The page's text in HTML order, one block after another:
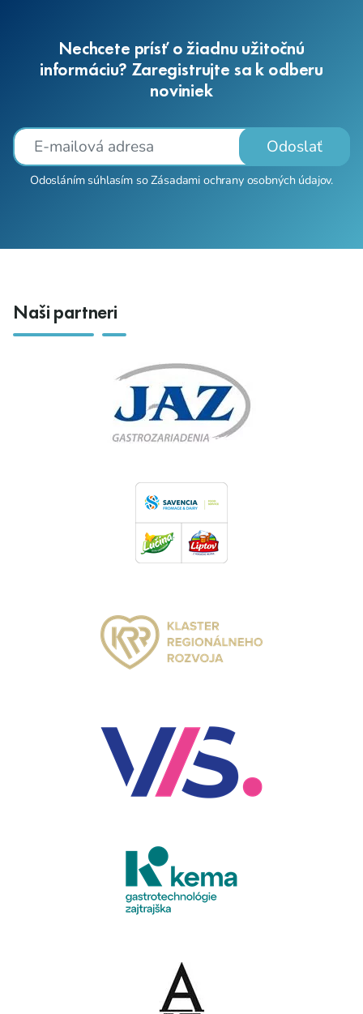
Nechcete prísť o žiadnu užitočnú
informáciu? Zaregistrujte sa k odberu
noviniek
Odoslať
Odosláním súhlasím soZásadami ochrany osobných údajov.
Naši partneri